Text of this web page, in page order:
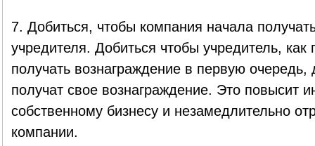
7. Добиться, чтобы компания начала
учредителя. Добиться чтобы учредитель, как
получать вознаграждение в первую очередь,
получат свое вознаграждение. Это повысит
собственному бизнесу и незамедлительно
компании.